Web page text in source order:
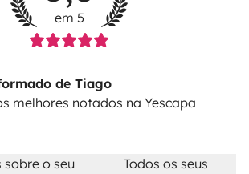
at any time, in case you have a
with your itinerary, and providing
em 5
de Tiago
melhores notados na Yescapa
o seu
Todos os seus